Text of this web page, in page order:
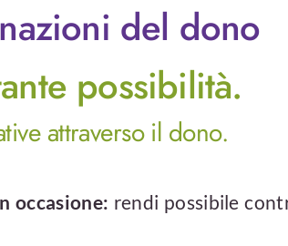
del dono
possibilità.
attraverso il dono.
occasione: rendi possibile